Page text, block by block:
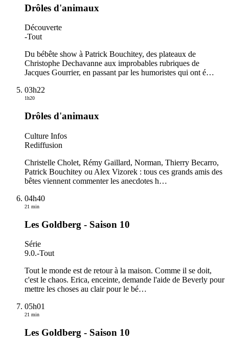
Drôles d'animaux
Découverte
-Tout
Du bébête show à Patrick Bouchitey, des plateaux de
Christophe Dechavanne aux improbables rubriques de
Jacques Gourrier, en passant par les humoristes qui ont é…
03h22
1h20
Drôles d'animaux
Culture Infos
Rediffusion
Christelle Cholet, Rémy Gaillard, Norman, Thierry Becarro,
Patrick Bouchitey ou Alex Vizorek : tous ces grands amis des
bêtes viennent commenter les anecdotes h…
04h40
21 min
Les Goldberg - Saison 10
Série
9.0.-Tout
Tout le monde est de retour à la maison. Comme il se doit,
c'est le chaos. Erica, enceinte, demande l'aide de Beverly pour
mettre les choses au clair pour le bé…
05h01
21 min
Les Goldberg - Saison 10